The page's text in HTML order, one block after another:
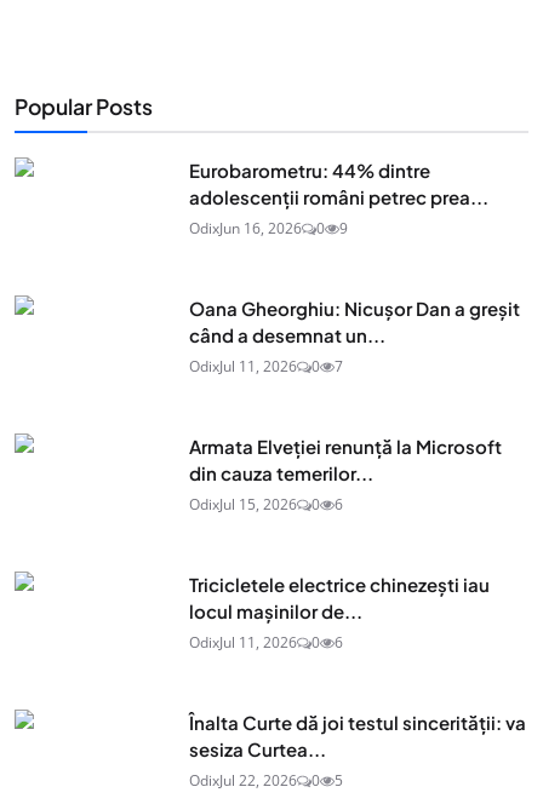
Popular Posts
Eurobarometru: 44% dintre
adolescenţii români petrec prea...
OdixJun 16, 2026 0 9
Oana Gheorghiu: Nicușor Dan a greșit
când a desemnat un...
OdixJul 11, 2026 0 7
Armata Elveției renunță la Microsoft
din cauza temerilor...
OdixJul 15, 2026 0 6
Tricicletele electrice chinezești iau
locul mașinilor de...
OdixJul 11, 2026 0 6
Înalta Curte dă joi testul sincerității: va
sesiza Curtea...
OdixJul 22, 2026 0 5